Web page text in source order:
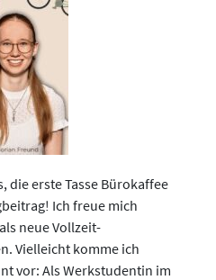
die erste Tasse Bürokaffee
Ich freue mich
neue Vollzeit-
Vielleicht komme ich
vor: Als Werkstudentin im